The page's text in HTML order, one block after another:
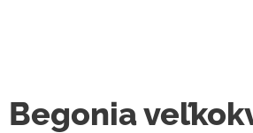
Begonia